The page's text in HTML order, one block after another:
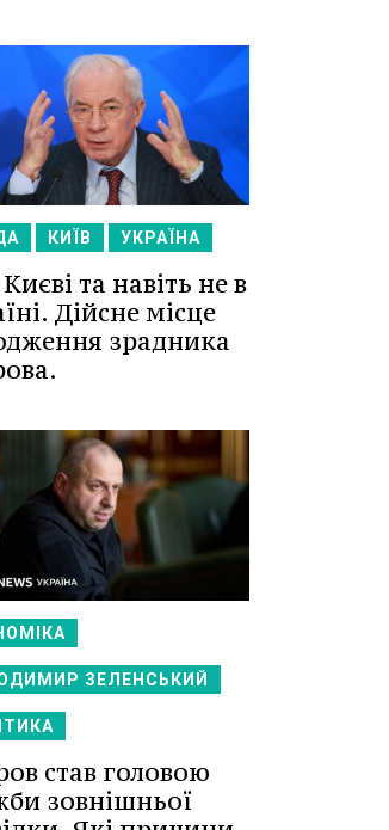
КИЇВ УКРАЇНА
та навіть не в
Дійсне місце
зрадника
ЗЕЛЕНСЬКИЙ
став головою
зовнішньої